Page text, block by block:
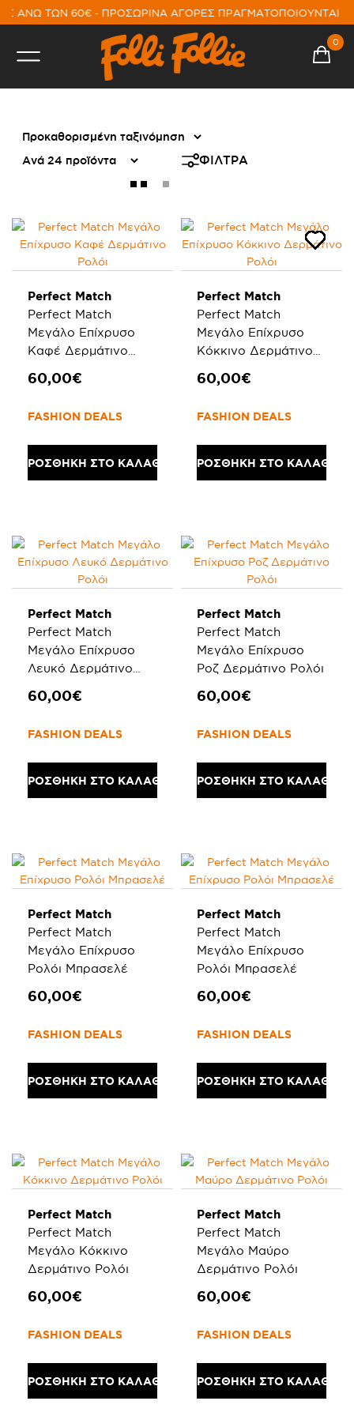
ΑΝΩ ΤΩΝ 60€ - ΠΡΟΣΩΡΙΝΑ ΑΓΟΡΕΣ ΠΡΑΓΜΑΤΟΠΟΙΟΥΝΤΑΙ
0
PERFECT MATCH
ΦΙΛΤΡΑ
Perfect Match
Perfect Match
Μεγάλο Επίχρυσο
Καφέ Δερμάτινο
60,00€
FASHION DEALS
ΠΡΟΣΘΗΚΗ ΣΤΟ ΚΑΛΑΘΙ
Perfect Match
Perfect Match
Μεγάλο Επίχρυσο
Κόκκινο Δερμάτινο
60,00€
FASHION DEALS
ΠΡΟΣΘΗΚΗ ΣΤΟ ΚΑΛΑΘΙ
Perfect Match
Perfect Match
Μεγάλο Επίχρυσο
Λευκό Δερμάτινο
60,00€
FASHION DEALS
ΠΡΟΣΘΗΚΗ ΣΤΟ ΚΑΛΑΘΙ
Perfect Match
Perfect Match
Μεγάλο Επίχρυσο
Ροζ Δερμάτινο Ρολόι
60,00€
FASHION DEALS
ΠΡΟΣΘΗΚΗ ΣΤΟ ΚΑΛΑΘΙ
Perfect Match
Perfect Match
Μεγάλο Επίχρυσο
Ρολόι Μπρασελέ
60,00€
FASHION DEALS
ΠΡΟΣΘΗΚΗ ΣΤΟ ΚΑΛΑΘΙ
Perfect Match
Perfect Match
Μεγάλο Επίχρυσο
Ρολόι Μπρασελέ
60,00€
FASHION DEALS
ΠΡΟΣΘΗΚΗ ΣΤΟ ΚΑΛΑΘΙ
Perfect Match
Perfect Match
Μεγάλο Κόκκινο
Δερμάτινο Ρολόι
60,00€
FASHION DEALS
ΠΡΟΣΘΗΚΗ ΣΤΟ ΚΑΛΑΘΙ
Perfect Match
Perfect Match
Μεγάλο Μαύρο
Δερμάτινο Ρολόι
60,00€
FASHION DEALS
ΠΡΟΣΘΗΚΗ ΣΤΟ ΚΑΛΑΘΙ